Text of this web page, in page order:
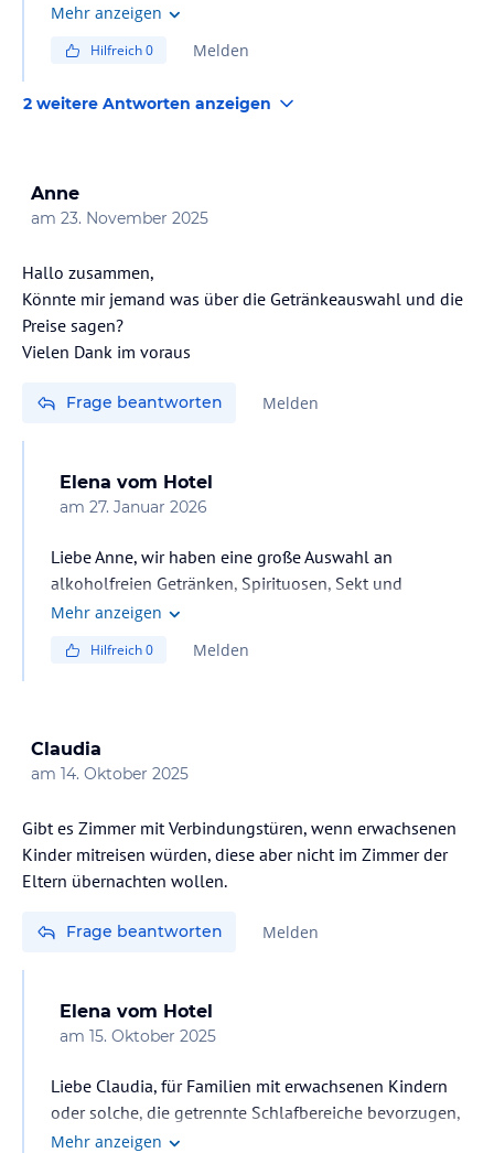
ganz sicher kein einsamer Strand, wo man Ruhe findet.
Urlaubs fix zugeteilt werden. Man hat jeden Tag seinen
Wasser dort ist sehr sauber und klar, wirklich schön.
Mehr anzeigen
Hilfreich0 Melden
2 weitere Antworten anzeigen
Anne
am 23. November 2025
Hallo zusammen,
Könnte mir jemand was über die Getränkeauswahl und die
Preise sagen?
Vielen Dank im voraus
Frage beantworten Melden
Elena vom Hotel
am 27. Januar 2026
Liebe Anne, wir haben eine große Auswahl an
alkoholfreien Getränken, Spirituosen, Sekt und
Champagner sowie Kaffee und Softdrinks. Die Preise
Mehr anzeigen
Hilfreich0 Melden
Claudia
am 14. Oktober 2025
Gibt es Zimmer mit Verbindungstüren, wenn erwachsenen
Kinder mitreisen würden, diese aber nicht im Zimmer der
Eltern übernachten wollen.
Frage beantworten Melden
Elena vom Hotel
am 15. Oktober 2025
Liebe Claudia, für Familien mit erwachsenen Kindern
oder solche, die getrennte Schlafbereiche bevorzugen,
empfehlen wir unsere Family Suiten (2 Zimmer und 1
Mehr anzeigen